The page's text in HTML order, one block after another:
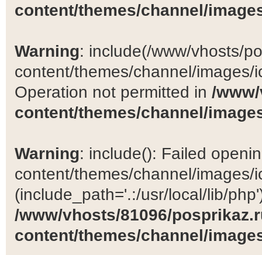
content/themes/channel/
Warning: include(/www/vhosts/
content/themes/channel/
Operation not permitted in /
content/themes/channel/
Warning: include(): Failed
content/themes/channel/images/
(include_path='.:/usr/local/lib/
/www/vhosts/81096/
content/themes/channel/